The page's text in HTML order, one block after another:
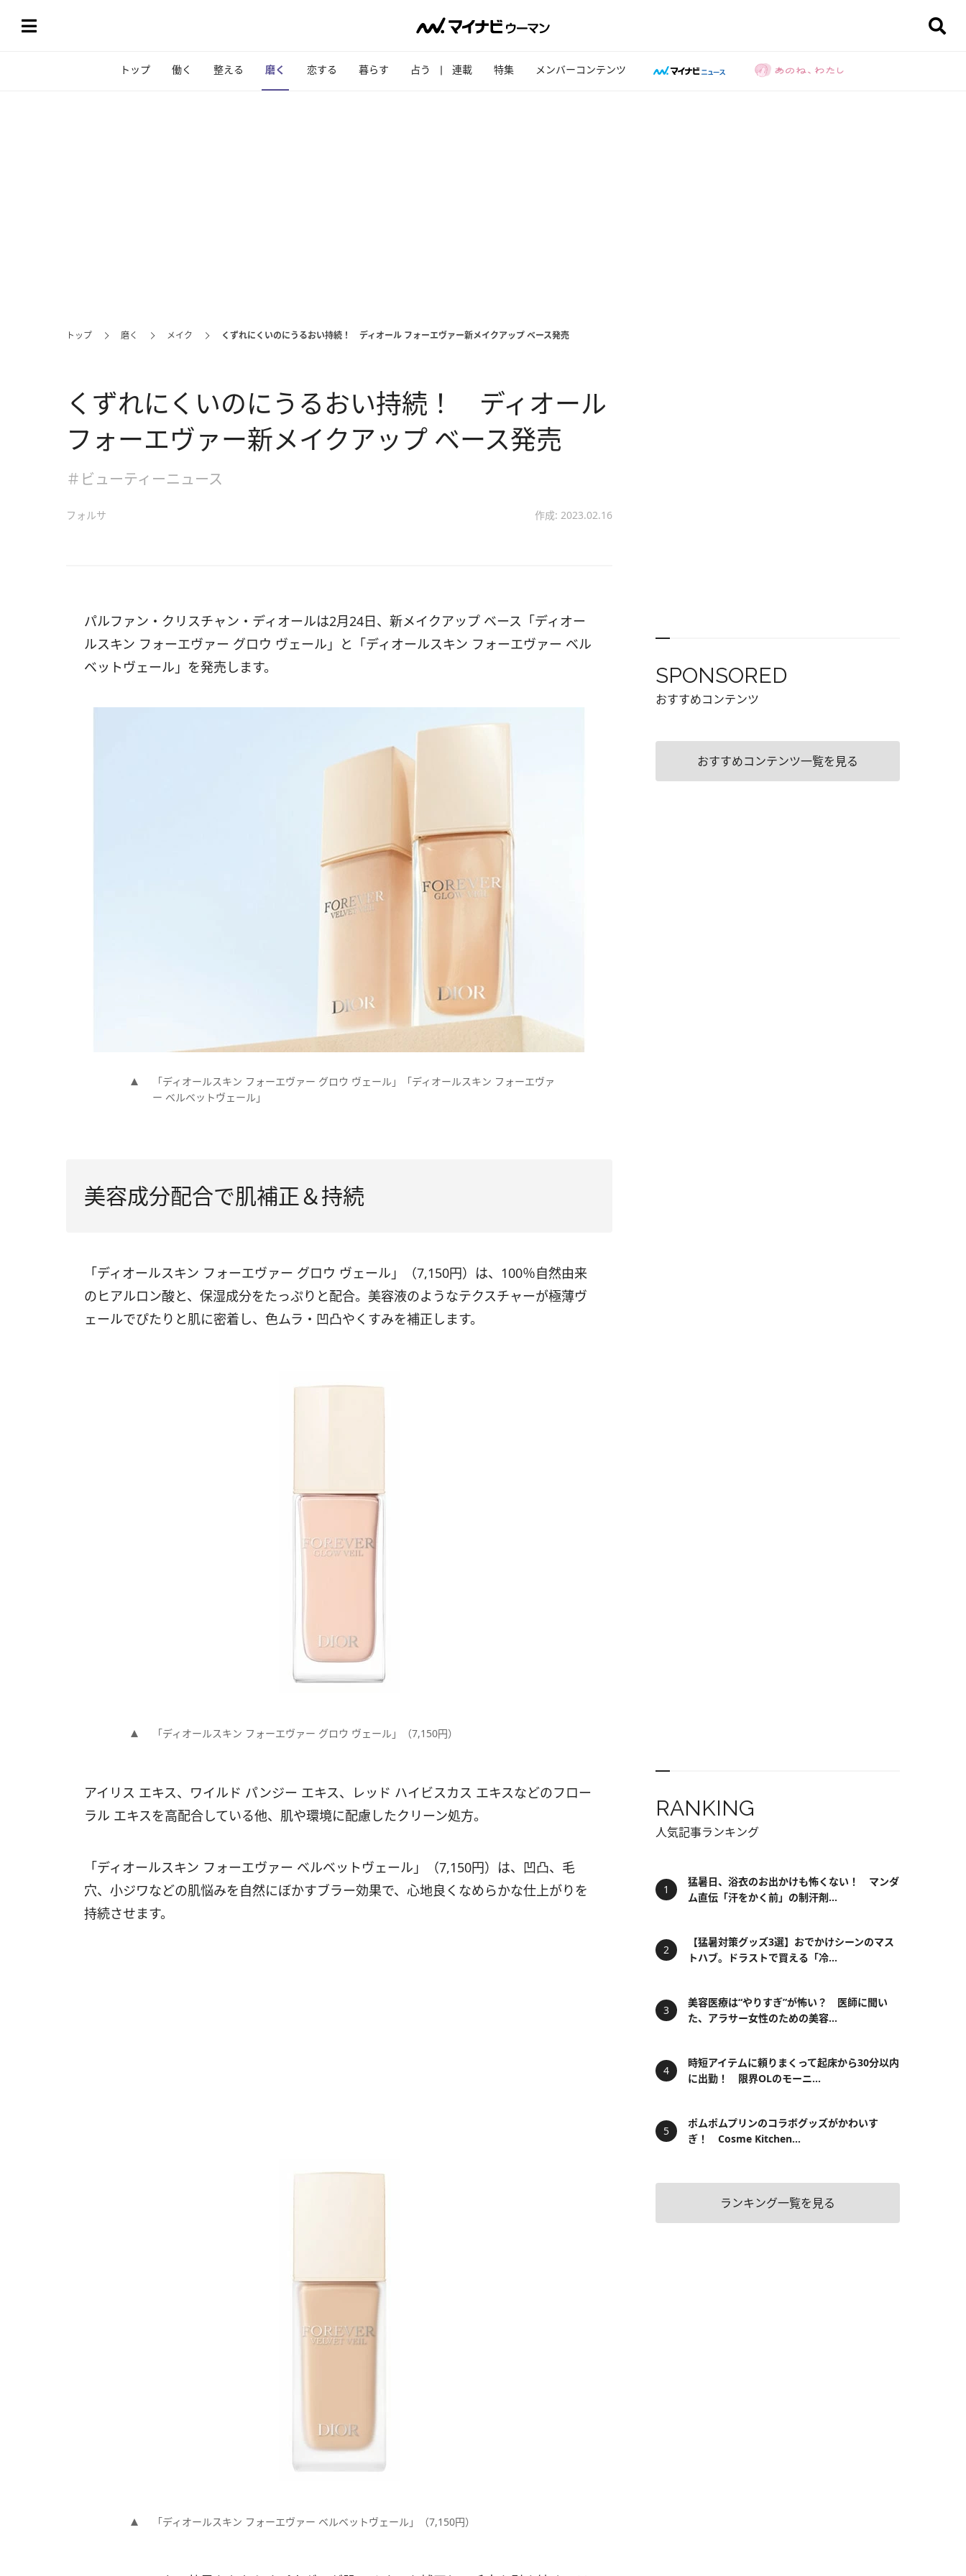
トップ 働く 整える 磨く 恋する 暮らす 占う 連載 特集 メンバーコンテンツ
トップ 磨く メイク くずれにくいのにうるおい持続！ ディオール フォーエヴァー新メイクアップ ベース発売
くずれにくいのにうるおい持続！ ディオール
フォーエヴァー新メイクアップ ベース発売
＃ビューティーニュース
フォルサ 作成: 2023.02.16
パルファン・クリスチャン・ディオールは2月24日、新メイクアップ ベース「ディオー
ルスキン フォーエヴァー グロウ ヴェール」と「ディオールスキン フォーエヴァー ベル
ベットヴェール」を発売します。
「ディオールスキン フォーエヴァー グロウ ヴェール」「ディオールスキン フォーエヴァ
ー ベルベットヴェール」
美容成分配合で肌補正＆持続
「ディオールスキン フォーエヴァー グロウ ヴェール」（7,150円）は、100％自然由来
のヒアルロン酸と、保湿成分をたっぷりと配合。美容液のようなテクスチャーが極薄ヴ
ェールでぴたりと肌に密着し、色ムラ・凹凸やくすみを補正します。
「ディオールスキン フォーエヴァー グロウ ヴェール」（7,150円）
アイリス エキス、ワイルド パンジー エキス、レッド ハイビスカス エキスなどのフロー
ラル エキスを高配合している他、肌や環境に配慮したクリーン処方。
「ディオールスキン フォーエヴァー ベルベットヴェール」（7,150円）は、凹凸、毛
穴、小ジワなどの肌悩みを自然にぼかすブラー効果で、心地良くなめらかな仕上がりを
持続させます。
「ディオールスキン フォーエヴァー ベルベットヴェール」（7,150円）
SPONSORED
おすすめコンテンツ
おすすめコンテンツ一覧を見る
RANKING
人気記事ランキング
猛暑日、浴衣のお出かけも怖くない！ マンダ
ム直伝「汗をかく前」の制汗剤...
【猛暑対策グッズ3選】おでかけシーンのマス
トハブ。ドラストで買える「冷...
美容医療は“やりすぎ”が怖い？ 医師に聞い
た、アラサー女性のための美容...
時短アイテムに頼りまくって起床から30分以内
に出勤！ 限界OLのモーニ...
ポムポムプリンのコラボグッズがかわいす
ぎ！ Cosme Kitchen...
ランキング一覧を見る